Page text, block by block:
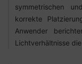
symmetrischen
korrekte
Anwender
Lichtverhältnisse